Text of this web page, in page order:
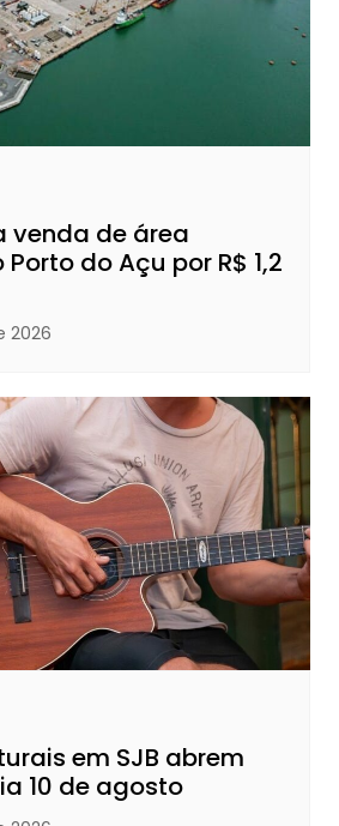
venda de área
do Açu por R$ 1,2
2026
em SJB abrem
10 de agosto